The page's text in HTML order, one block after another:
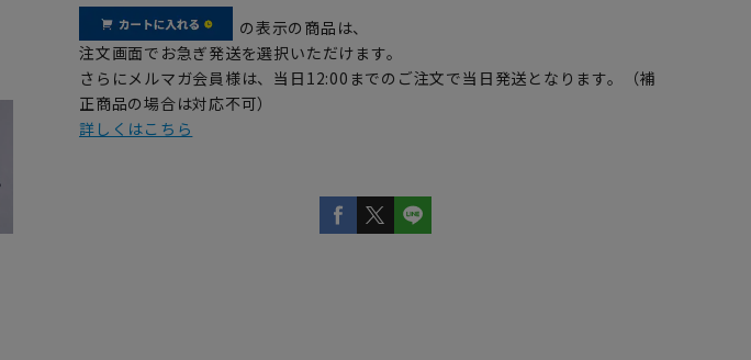
の表示の商品は、
注文画面でお急ぎ発送を選択いただけます。
さらにメルマガ会員様は、当日12:00までのご注文で当日発送となります。（補
正商品の場合は対応不可）
詳しくはこちら